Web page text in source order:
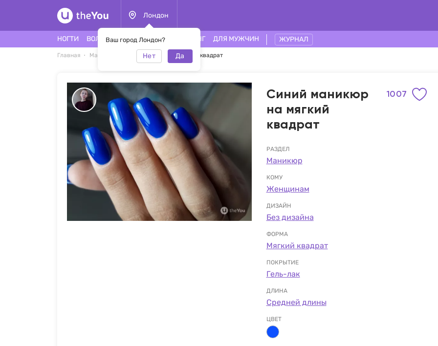
Лондон
Ваш город Лондон?
Нет Да
НОГТИ ВОЛОСЫ ЛИЦО ТАТУ ПИРСИНГ ДЛЯ МУЖЧИН ЖУРНАЛ
Главная Маникюр Синий маникюр на мягкий квадрат
Синий маникюр
на мягкий
квадрат
1007
РАЗДЕЛ
Маникюр
КОМУ
Женщинам
ДИЗАЙН
Без дизайна
ФОРМА
Мягкий квадрат
ПОКРЫТИЕ
Гель-лак
ДЛИНА
Средней длины
ЦВЕТ